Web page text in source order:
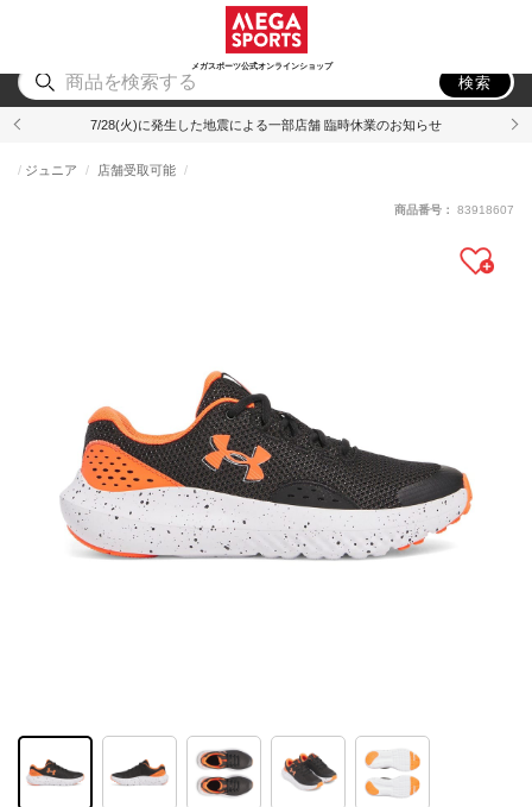
メガスポーツ公式オンラインショップ
アウトドア
検索
7/28(火)に発生した地震による一部店舗 臨時休業のお知らせ
ジュニア 店舗受取可能
商品番号： 83918607